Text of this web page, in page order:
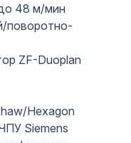
48 м/мин
поворотно-
ZF-Duoplan
Hexagon
Siemens